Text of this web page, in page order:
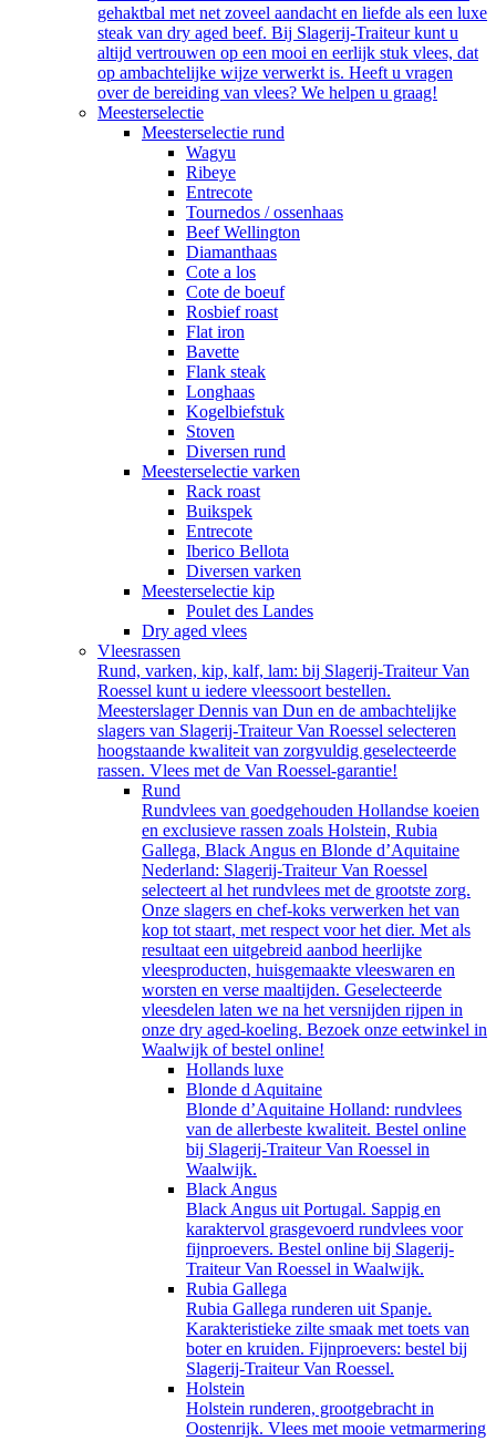
gehaktbal met net zoveel aandacht en liefde als een luxe
steak van dry aged beef. Bij Slagerij-Traiteur kunt u
altijd vertrouwen op een mooi en eerlijk stuk vlees, dat
op ambachtelijke wijze verwerkt is. Heeft u vragen
over de bereiding van vlees? We helpen u graag!
Meesterselectie
Meesterselectie rund
Wagyu
Ribeye
Entrecote
Tournedos / ossenhaas
Beef Wellington
Diamanthaas
Cote a los
Cote de boeuf
Rosbief roast
Flat iron
Bavette
Flank steak
Longhaas
Kogelbiefstuk
Stoven
Diversen rund
Meesterselectie varken
Rack roast
Buikspek
Entrecote
Iberico Bellota
Diversen varken
Meesterselectie kip
Poulet des Landes
Dry aged vlees
Vleesrassen
Rund, varken, kip, kalf, lam: bij Slagerij-Traiteur Van
Roessel kunt u iedere vleessoort bestellen.
Meesterslager Dennis van Dun en de ambachtelijke
slagers van Slagerij-Traiteur Van Roessel selecteren
hoogstaande kwaliteit van zorgvuldig geselecteerde
rassen. Vlees met de Van Roessel-garantie!
Rund
Rundvlees van goedgehouden Hollandse koeien
en exclusieve rassen zoals Holstein, Rubia
Gallega, Black Angus en Blonde d’Aquitaine
Nederland: Slagerij-Traiteur Van Roessel
selecteert al het rundvlees met de grootste zorg.
Onze slagers en chef-koks verwerken het van
kop tot staart, met respect voor het dier. Met als
resultaat een uitgebreid aanbod heerlijke
vleesproducten, huisgemaakte vleeswaren en
worsten en verse maaltijden. Geselecteerde
vleesdelen laten we na het versnijden rijpen in
onze dry aged-koeling. Bezoek onze eetwinkel in
Waalwijk of bestel online!
Hollands luxe
Blonde d Aquitaine
Blonde d’Aquitaine Holland: rundvlees
van de allerbeste kwaliteit. Bestel online
bij Slagerij-Traiteur Van Roessel in
Waalwijk.
Black Angus
Black Angus uit Portugal. Sappig en
karaktervol grasgevoerd rundvlees voor
fijnproevers. Bestel online bij Slagerij-
Traiteur Van Roessel in Waalwijk.
Rubia Gallega
Rubia Gallega runderen uit Spanje.
Karakteristieke zilte smaak met toets van
boter en kruiden. Fijnproevers: bestel bij
Slagerij-Traiteur Van Roessel.
Holstein
Holstein runderen, grootgebracht in
Oostenrijk. Vlees met mooie vetmarmering